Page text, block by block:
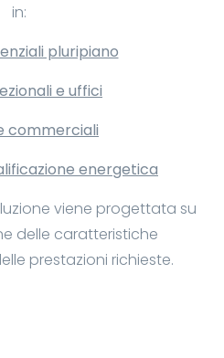
in:
pluripiano
e uffici
commerciali
energetica
viene progettata su
delle caratteristiche
prestazioni richieste.